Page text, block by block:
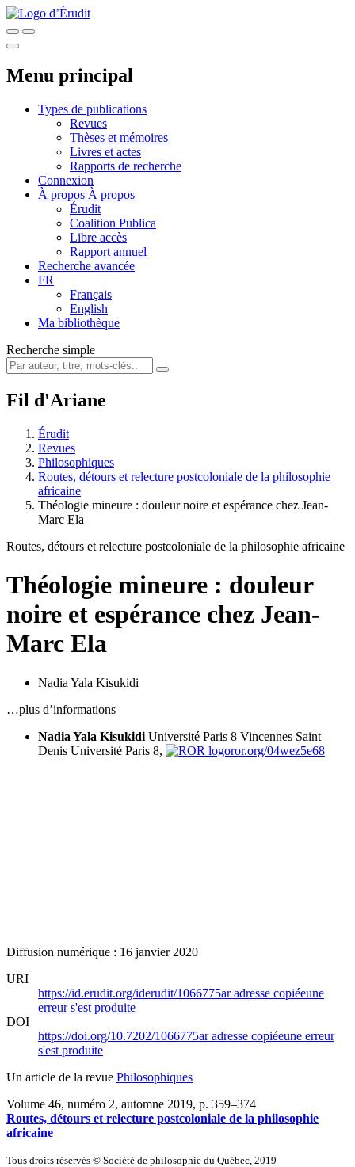
Menu principal
Types de publications
Revues
Thèses et mémoires
Livres et actes
Rapports de recherche
Connexion
À propos À propos
Érudit
Coalition Publica
Libre accès
Rapport annuel
Recherche avancée
FR
Français
English
Ma bibliothèque
Recherche simple
Fil d'Ariane
Érudit
Revues
Philosophiques
Routes, détours et relecture postcoloniale de la philosophie
africaine
Théologie mineure : douleur noire et espérance chez Jean-
Marc Ela
Routes, détours et relecture postcoloniale de la philosophie africaine
Théologie mineure : douleur
noire et espérance chez Jean-
Marc Ela
Nadia Yala Kisukidi
…plus d’informations
Nadia Yala Kisukidi Université Paris 8 Vincennes Saint
Denis Université Paris 8, ror.org/04wez5e68
Diffusion numérique : 16 janvier 2020
URI
https://id.erudit.org/iderudit/1066775aradresse copiéeune
erreur s'est produite
DOI
https://doi.org/10.7202/1066775aradresse copiéeune erreur
s'est produite
Un article de la revue Philosophiques
Volume 46, numéro 2, automne 2019, p. 359–374
Routes, détours et relecture postcoloniale de la philosophie
africaine
Tous droits réservés © Société de philosophie du Québec, 2019